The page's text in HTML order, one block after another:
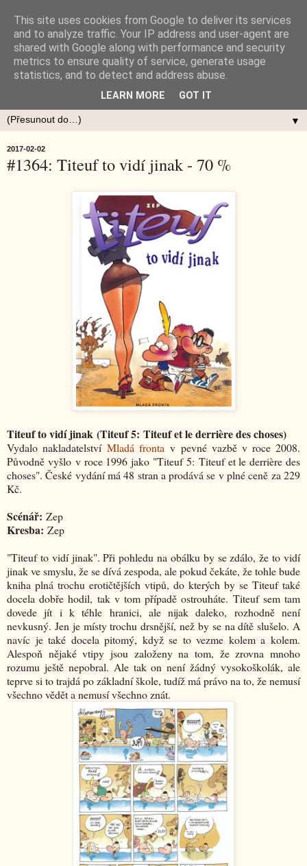
▼
2017-02-02
#1364: Titeuf to vidí jinak - 70 %
Titeuf to vidí jinak (Titeuf 5: Titeuf et le derrière des choses)
Vydalo nakladatelstvíMladá fronta v pevné vazbě v roce 2008.
Původně vyšlo v roce 1996 jako "Titeuf 5: Titeuf et le derrière des
choses". České vydání má 48 stran a prodává se v plné ceně za 229
Kč.
Scénář: Zep
Kresba: Zep
"Titeuf to vidí jinak". Při pohledu na obálku by se zdálo, že to vidí
jinak ve smyslu, že se dívá zespoda, ale pokud čekáte, že tohle bude
kniha plná trochu erotičtějších vtipů, do kterých by se Titeuf také
docela dobře hodil, tak v tom případě ostrouháte. Titeuf sem tam
dovede jít i k téhle hranici, ale nijak daleko, rozhodně není
nevkusný. Jen je místy trochu drsnější, než by se na dítě slušelo. A
navíc je také docela pitomý, když se to vezme kolem a kolem.
Alespoň nějaké vtipy jsou založeny na tom, že zrovna mnoho
rozumu ještě nepobral. Ale tak on není žádný vysokoškolák, ale
teprve si to trajdá po základní škole, tudíž má právo na to, že nemusí
všechno vědět a nemusí všechno znát.
This site uses cookies from Google to deliver its services
and to analyze traffic. Your IP address and user-agent are
shared with Google along with performance and security
metrics to ensure quality of service, generate usage
statistics, and to detect and address abuse.
LEARN MORE GOT IT